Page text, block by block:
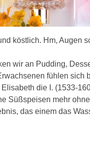
köstlich. Hm, Augen
wir an Pudding,
fühlen sich
die I. (1533-
Süßspeisen mehr
das einem das